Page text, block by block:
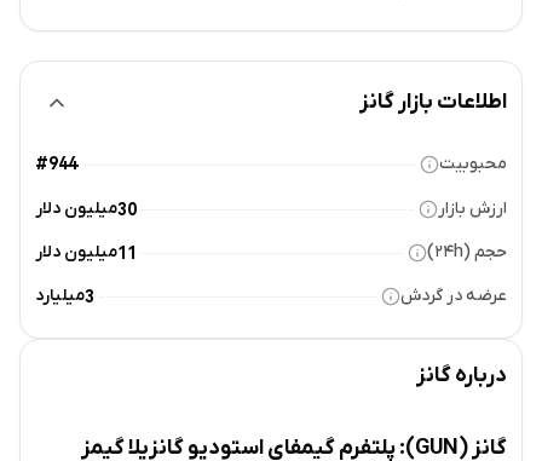
اطلاعات بازار گانز
محبوبیت #944
ارزش بازار 30میلیون دلار
حجم (۲۴h)
11میلیون دلار
عرضه در گردش
3میلیارد
دربارهگانز
گانز (GUN): پلتفرم گیمفای استودیو گانزیلا گیمز